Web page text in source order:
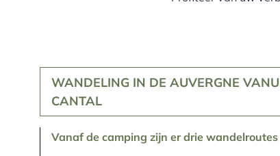
WANDELING IN DE AUVERGNE
CANTAL
Vanaf de camping zijn er drie